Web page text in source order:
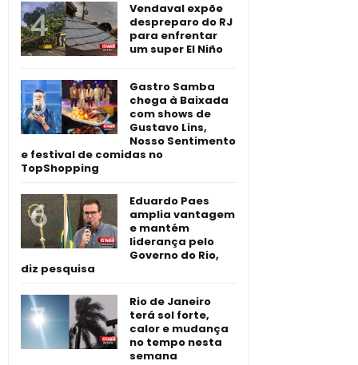
Vendaval expõe
despreparo do RJ
para enfrentar
um super El Niño
Gastro Samba
chega à Baixada
com shows de
Gustavo Lins,
Nosso Sentimento
e festival de comidas no
TopShopping
Eduardo Paes
amplia vantagem
e mantém
liderança pelo
Governo do Rio,
diz pesquisa
Rio de Janeiro
terá sol forte,
calor e mudança
no tempo nesta
semana